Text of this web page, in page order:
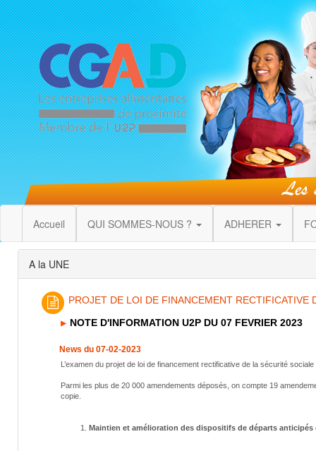
Accueil QUI SOMMES-NOUS ? ADHERER
A la UNE
PROJET DE LOI DE FINANCEMENT RECTIFICATIVE
NOTE D'INFORMATION U2P DU 07 FEVRIER 2023
News du 07-02-2023
L’examen du projet de loi de financement rectificative de la sécurité
Parmi les plus de 20 000 amendements déposés, on compte 19
copie.
Maintien et amélioration des dispositifs de départs anticipés